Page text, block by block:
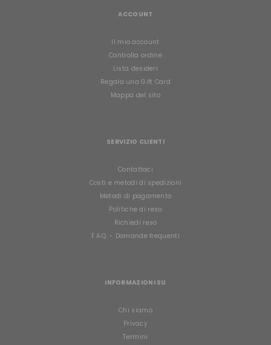
ACCOUNT
Il mio account
Controlla ordine
Lista desideri
Regala una Gift Card
Mappa del sito
SERVIZIO CLIENTI
Contattaci
Costi e metodi di spedizioni
Metodi di pagamento
Politiche di reso
Richiedi reso
F.A.Q. - Domande frequenti
INFORMAZIONI SU
Chi siamo
Privacy
Termini